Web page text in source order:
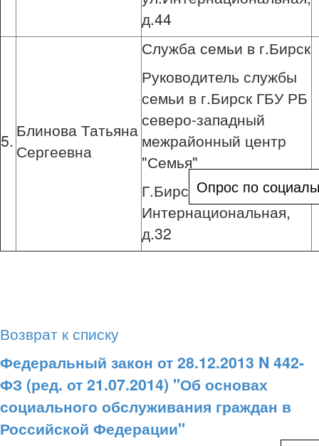
Опрос по
д.44
5. Блинова Татьяна
Сергеевна
Служба семьи в г.Бирск
Руководитель службы
семьи в г.Бирск ГБУ РБ
северо-западный
межрайонный центр
"Семья"
Г.Бирск, ул.
Интернациональная,
д.32
Возврат к списку
Федеральный закон от 28.12.2013 N 442-
ФЗ (ред. от 21.07.2014) "Об основах
социального обслуживания граждан в
Российской Федерации"